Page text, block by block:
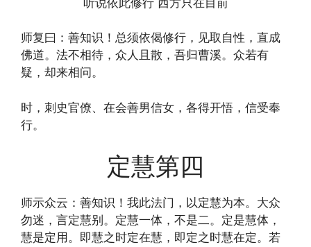
师复曰：善知识！总须依偈修行，见取自性，直成
佛道。法不相待，众人且散，吾归曹溪。众若有
疑，却来相问。
时，刺史官僚、在会善男信女，各得开悟，信受奉
行。
定慧第四
师示众云：善知识！我此法门，以定慧为本。大众
勿迷，言定慧别。定慧一体，不是二。定是慧体，
慧是定用。即慧之时定在慧，即定之时慧在定。若